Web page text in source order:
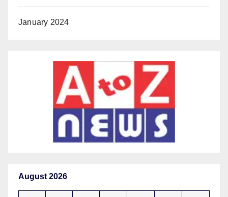
January 2024
August 2026